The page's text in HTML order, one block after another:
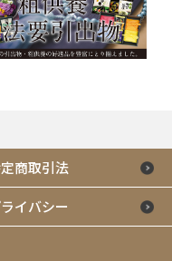
商取引法
イバシー